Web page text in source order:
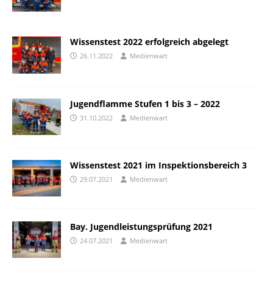
Wissenstest 2022 erfolgreich abgelegt
26.11.2022 Medienwart
Jugendflamme Stufen 1 bis 3 – 2022
31.10.2022 Medienwart
Wissenstest 2021 im Inspektionsbereich 3
29.07.2021 Medienwart
Bay. Jugendleistungsprüfung 2021
24.07.2021 Medienwart